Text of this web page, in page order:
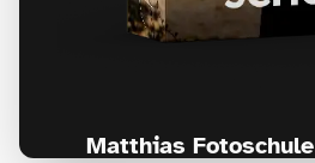
Matthias Fotoschule